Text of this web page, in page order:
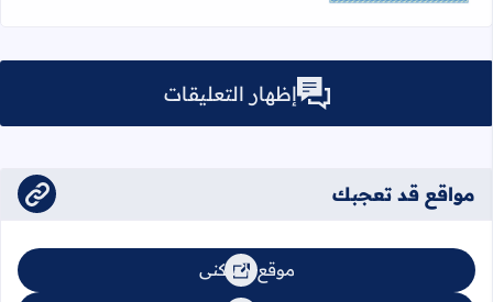
إظهار التعليقات
مواقع قد تعجبك
موقع السكنى